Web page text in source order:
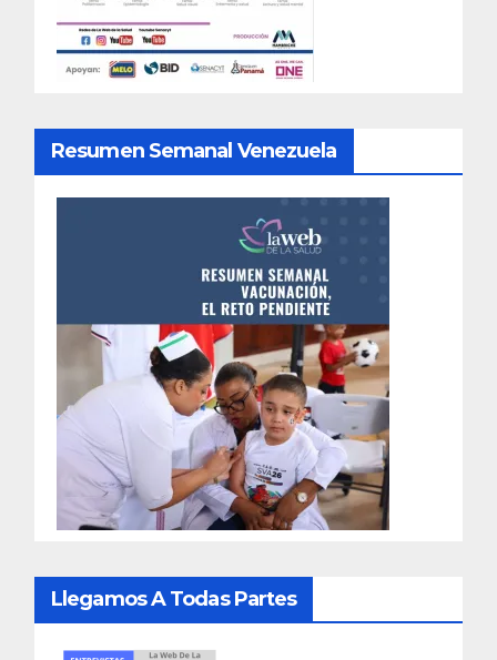
Resumen Semanal Venezuela
Llegamos A Todas Partes